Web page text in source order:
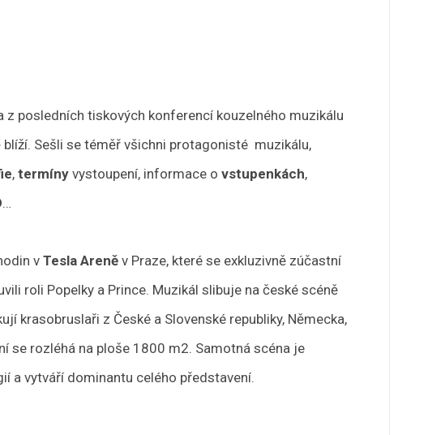
z posledních tiskových konferencí kouzelného muzikálu
blíží. Sešli se téměř všichni protagonisté muzikálu,
,termínyvystoupení, informace ovstupenkách,
…
vTesla Areně v Praze, které se exkluzivně zúčastní
roli Popelky a Prince. Muzikál slibuje na české scéně
krasobruslaři z České a Slovenské republiky, Německa,
se rozléhá na ploše 1800 m2. Samotná scéna je
a vytváří dominantu celého představení.